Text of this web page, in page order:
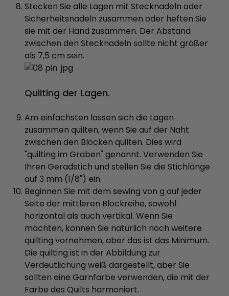
Stecken Sie alle Lagen mit Stecknadeln oder
Sicherheitsnadeln zusammen oder heften Sie
sie mit der Hand zusammen. Der Abstand
zwischen den Stecknadeln sollte nicht größer
als 7,5 cm sein.
Quilting der Lagen.
Am einfachsten lassen sich die Lagen
zusammen quilten, wenn Sie auf der Naht
zwischen den Blöcken quilten. Dies wird
"quilting im Graben" genannt. Verwenden Sie
Ihren Geradstich und stellen Sie die Stichlänge
auf 3 mm (1/8") ein.
Beginnen Sie mit dem sewing von g auf jeder
Seite der mittleren Blockreihe, sowohl
horizontal als auch vertikal. Wenn Sie
möchten, können Sie natürlich noch weitere
quilting vornehmen, aber das ist das Minimum.
Die quilting ist in der Abbildung zur
Verdeutlichung weiß dargestellt, aber Sie
sollten eine Garnfarbe verwenden, die mit der
Farbe des Quilts harmoniert.